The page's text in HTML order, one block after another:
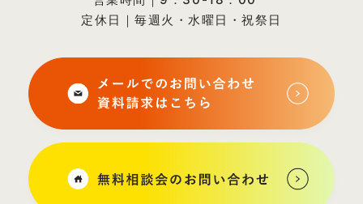
定休日｜毎週火・水曜日・祝祭日